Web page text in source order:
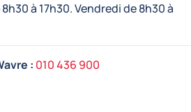
à 17h30. Vendredi de 8h30 à
: 010 436 900